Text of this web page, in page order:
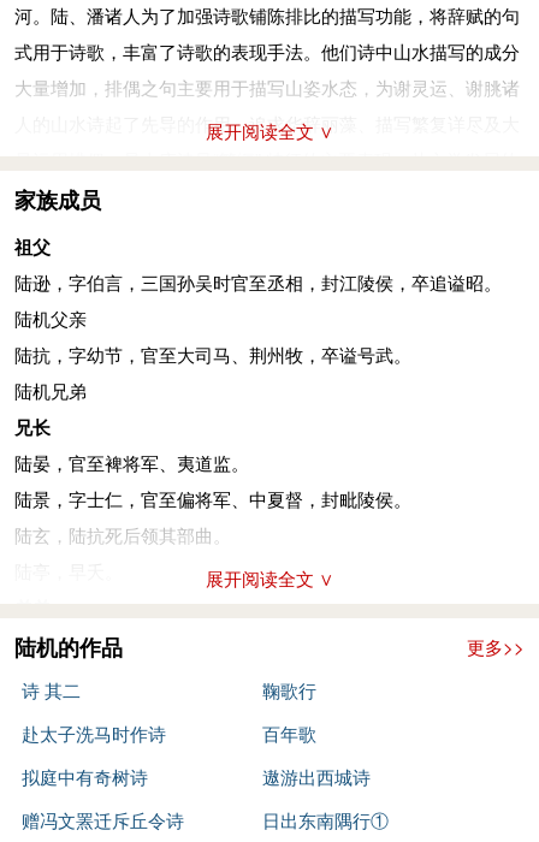
喜欢交游权贵门第，与外戚贾谧亲善，为“金谷二十四友”（一作
鲁公二十四友）之一，因而遭到讥讽。
元康四年（294年），吴王司马晏出京镇守淮南，任命陆机
书中兵郎。元康七年（297年），转为殿中郎。
元康八年（298年），陆机出补著作郎。
永康元年（300年），赵王司马伦发动政变，诛杀贾后并辅
政后，陆机被请为相国（司马伦）参军。因参与诛讨贾谧有功，
赐爵关中侯，不久，司马伦将要篡位，任命他为中书郎。
永宁元年（301年），三王（齐王司马冏、河间王司马颙、
成都王司马颖）举义，诛杀篡位的司马伦，齐王司马冏认为陆机
任中书之职，怀疑加司马伦九锡以及惠帝禅诏之文陆机有参与，
于是收捕陆机等九人交付廷尉治罪。仰赖成都王司马颖、吴王司
马晏一齐救援疏理，陆机才得以减免死刑，被流放边地，遇到大
从。司马冏主政后，恃功自夸，受爵位不礼让，陆机厌恶他，便
杀。
当时，成都王司马颖推让功劳而不自居，慰劳下士。陆机既
感谢他救过自己的恩德，又见朝廷屡有变异祸难，认为司马颖必
定能使晋室兴隆，于是委身于他。司马颖让陆机参大将军军事，
河。陆、潘诸人为了加强诗歌铺陈排比的描写功能，将辞赋的句
式用于诗歌，丰富了诗歌的表现手法。他们诗中山水描写的成分
大量增加，排偶之句主要用于描写山姿水态，为谢灵运、谢朓诸
人的山水诗起了先导的作用。追求华辞丽藻、描写繁复详尽及大
规律来看，由质朴到华丽，由简单到繁复，是必然的趋势。正如
目”，独推许陆机之作：“唯士衡运思，理新文敏，而裁章置句，
义明而词净，事圆而音泽，磊磊自转，可称珠耳。”
张华曾对陆机说：“别人作文，常遗憾才气少，而你更担心
才气太多。”其弟陆云曾在给他的信中说：“君苗见到兄长的文
章，便要烧掉他的笔砚。”后来葛洪著书，称赞陆机的文章“犹如
玄圃的积玉，没有什么不是夜晚发光的，五条河喷吐流波，源泉
展开阅读全文 ∨
家族成员
祖父
陆逊，字伯言，三国孙吴时官至丞相，封江陵侯，卒追谥昭。
陆机父亲
陆抗，字幼节，官至大司马、荆州牧，卒谥号武。
陆机兄弟
兄长
陆晏，官至裨将军、夷道监。
陆景，字士仁，官至偏将军、中夏督，封毗陵侯。
陆玄，陆抗死后领其部曲。
陆云，字士龙，西晋文学家，官至清河内史。
陆化，早夭。
陆耽，官至平东祭酒。
展开阅读全文 ∨
陆机的作品
更多>>
诗 其二
鞠歌行
赴太子洗马时作诗
百年歌
拟庭中有奇树诗
遨游出西城诗
赠冯文罴迁斥丘令诗
日出东南隅行①